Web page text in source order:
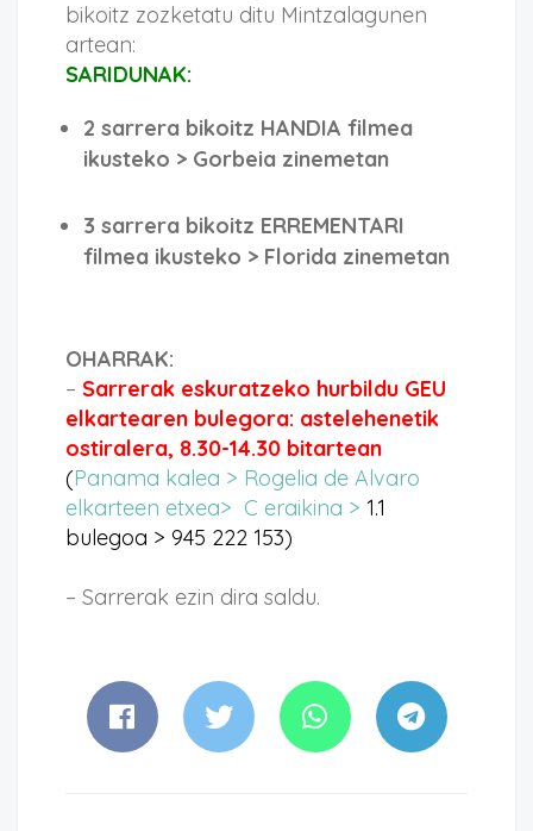
bikoitz zozketatu ditu Mintzalagunen
artean:
SARIDUNAK:
2 sarrera bikoitz HANDIA filmea
ikusteko > Gorbeia zinemetan
3 sarrera bikoitz ERREMENTARI
filmea ikusteko > Florida zinemetan
OHARRAK:
– Sarrerak eskuratzeko hurbildu GEU
elkartearen bulegora: astelehenetik
ostiralera, 8.30-14.30 bitartean
(Panama kalea > Rogelia de Alvaro
elkarteen etxea> C eraikina > 1.1
bulegoa > 945 222 153)
– Sarrerak ezin dira saldu.